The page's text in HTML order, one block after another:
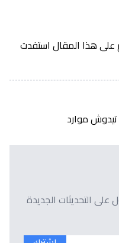
على هذا المقال استفدت
تيدوش موارد
على التحديثات الجديدة